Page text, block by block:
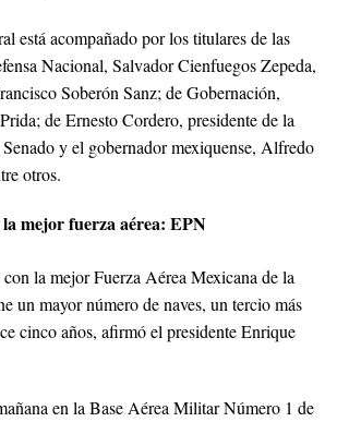
está acompañado por los titulares de las
Nacional, Salvador Cienfuegos Zepeda,
Soberón Sanz; de Gobernación,
de Ernesto Cordero, presidente de la
y el gobernador mexiquense, Alfredo
otros.
mejor fuerza aérea: EPN
la mejor Fuerza Aérea Mexicana de la
un mayor número de naves, un tercio más
cinco años, afirmó el presidente Enrique
en la Base Aérea Militar Número 1 de